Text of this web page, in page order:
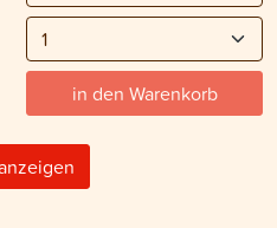
in den Warenkorb